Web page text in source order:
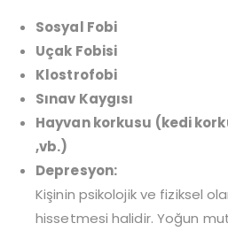
Sosyal Fobi
Uçak Fobisi
Klostrofobi
Sınav Kaygısı
Hayvan korkusu (kedi
,vb.)
Depresyon:
Kişinin psikolojik ve fiziksel
hissetmesi halidir. Yoğun